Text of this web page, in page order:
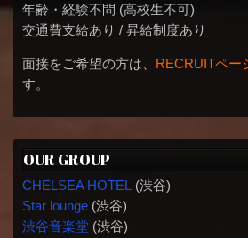
年齢・経験不問 (高校生不可)
交通費支給あり / 昇給制度あり
面接をご希望の方は、 RECRUITペー
す。
OUR GROUP
CHELSEA HOTEL (渋谷)
Star lounge(渋谷)
渋谷音楽堂(渋谷)